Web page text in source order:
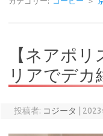
【ネアポ
リアでデカ
投稿者: コジータ